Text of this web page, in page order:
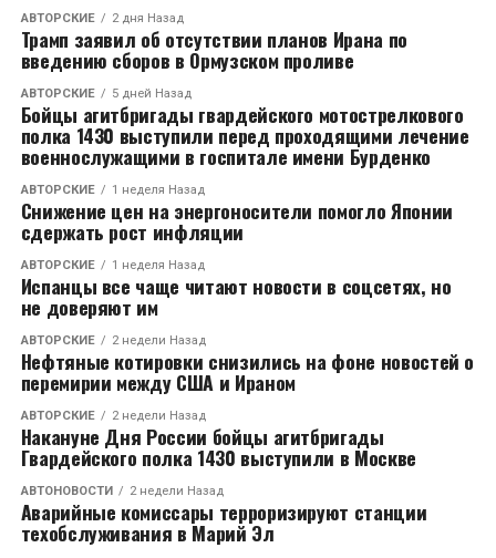
АВТОРСКИЕ 2 дня Назад
Трамп заявил об отсутствии планов Ирана по
введению сборов в Ормузском проливе
АВТОРСКИЕ 5 дней Назад
Бойцы агитбригады гвардейского мотострелкового
полка 1430 выступили перед проходящими лечение
военнослужащими в госпитале имени Бурденко
АВТОРСКИЕ 1 неделя Назад
Снижение цен на энергоносители помогло Японии
сдержать рост инфляции
АВТОРСКИЕ 1 неделя Назад
Испанцы все чаще читают новости в соцсетях, но
не доверяют им
АВТОРСКИЕ 2 недели Назад
Нефтяные котировки снизились на фоне новостей о
перемирии между США и Ираном
АВТОРСКИЕ 2 недели Назад
Накануне Дня России бойцы агитбригады
Гвардейского полка 1430 выступили в Москве
АВТОНОВОСТИ 2 недели Назад
Аварийные комиссары терроризируют станции
техобслуживания в Марий Эл